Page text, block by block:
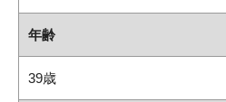
年齢
39歳